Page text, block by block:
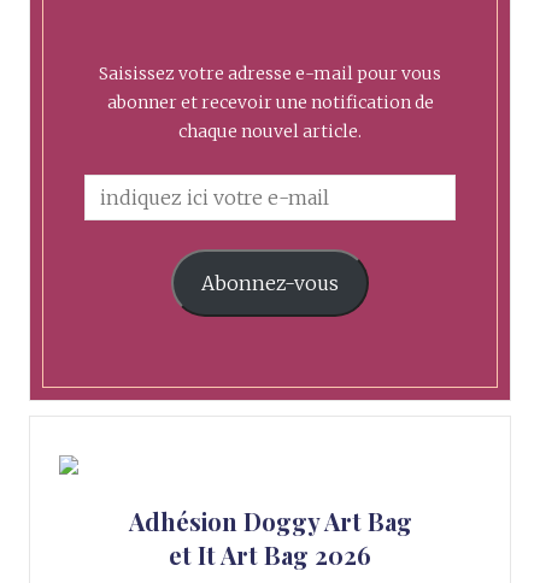
Saisissez votre adresse e-mail pour vous
abonner et recevoir une notification de
chaque nouvel article.
Abonnez-vous
Adhésion Doggy Art Bag
et It Art Bag 2026